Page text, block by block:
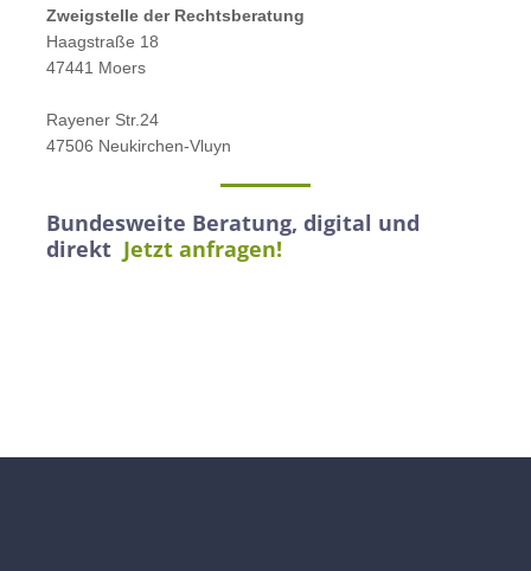
Zweigstelle der Rechtsberatung
Haagstraße 18
47441 Moers
Rayener Str.24
47506 Neukirchen-Vluyn
Bundesweite Beratung, digital und
direkt Jetzt anfragen!